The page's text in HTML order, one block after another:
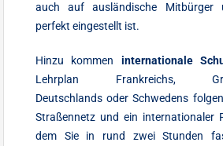
auch auf ausländische Mitbürger
perfekt eingestellt ist.
Hinzu kommen internationale
Lehrplan Frankreichs,
Deutschlands oder Schwedens
Straßennetz und ein internationaler
dem Sie in rund zwei Stunden